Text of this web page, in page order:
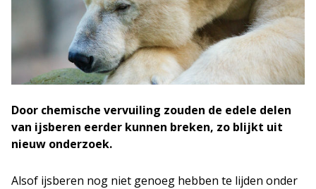
Door chemische vervuiling zouden de edele delen
van ijsberen eerder kunnen breken, zo blijkt uit
nieuw onderzoek.
Alsof ijsberen nog niet genoeg hebben te lijden onder